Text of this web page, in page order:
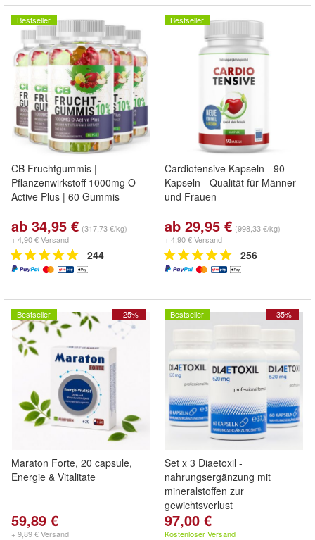
Bestseller
CB Fruchtgummis |
Pflanzenwirkstoff 1000mg O-
Active Plus | 60 Gummis
ab 34,95 € (317,73 €/kg)
+ 4,90 € Versand
244
Bestseller
Cardiotensive Kapseln - 90
Kapseln - Qualität für Männer
und Frauen
ab 29,95 € (998,33 €/kg)
+ 4,90 € Versand
256
- 25%
Bestseller
Maraton Forte, 20 capsule,
Energie & Vitalitate
59,89 €
+ 9,89 € Versand
- 35%
Bestseller
Set x 3 Diaetoxil -
nahrungsergänzung mit
mineralstoffen zur
gewichtsverlust
97,00 €
Kostenloser Versand